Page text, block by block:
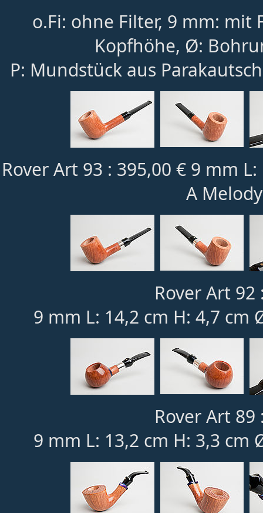
o.Fi: ohne Filter, 9 mm: mit
Kopfhöhe, Ø:
P: Mundstück aus
Rover Art 93 : 395,00 € 9 mm
A
Rover Art 92
9 mm L: 14,2 cm H: 4,7 cm
Rover Art 89
9 mm L: 13,2 cm H: 3,3 cm